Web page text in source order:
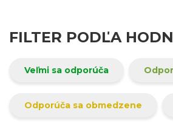
FILTER PODĽA
Veľmi sa odporúča
Odporúča sa obmedzene